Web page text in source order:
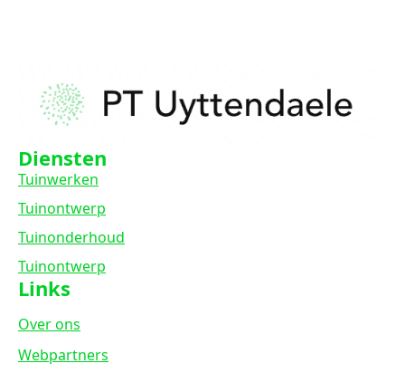
Diensten
Tuinwerken
Tuinontwerp
Tuinonderhoud
Tuinontwerp
Links
Over ons
Webpartners